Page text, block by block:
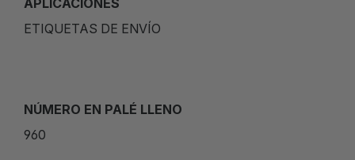
APLICACIONES
ETIQUETAS DE ENVÍO
NÚMERO EN PALÉ LLENO
960